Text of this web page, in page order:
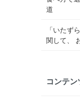
道
「いたず
関して、
コンテン